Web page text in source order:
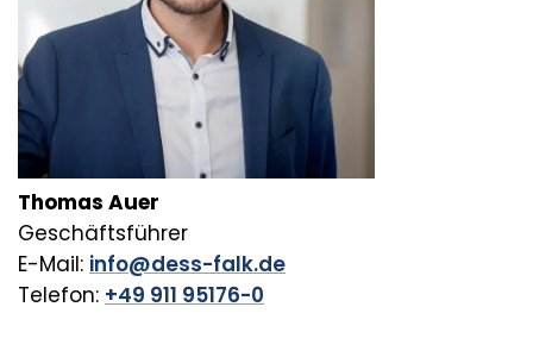
Thomas Auer
Geschäftsführer
E-Mail: info@dess-falk.de
Telefon: +49 911 95176-0